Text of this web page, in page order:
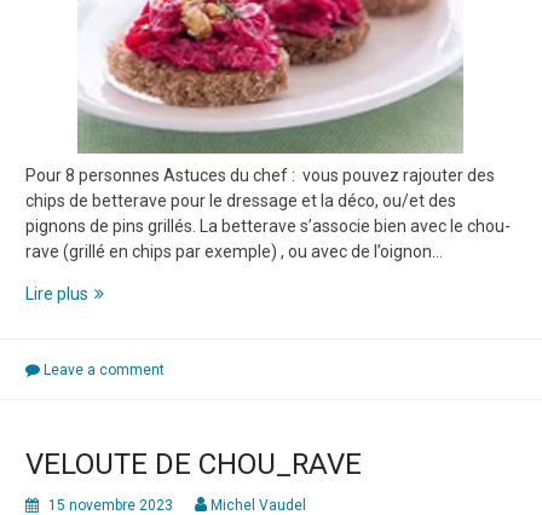
Pour 8 personnes Astuces du chef : vous pouvez rajouter des
chips de betterave pour le dressage et la déco, ou/et des
pignons de pins grillés. La betterave s’associe bien avec le chou-
rave (grillé en chips par exemple) , ou avec de l’oignon…
Lire plus Cette
la
betterave
pour
Leave a comment
VELOUTE DE CHOU_RAVE
15 novembre 2023 Michel Vaudel